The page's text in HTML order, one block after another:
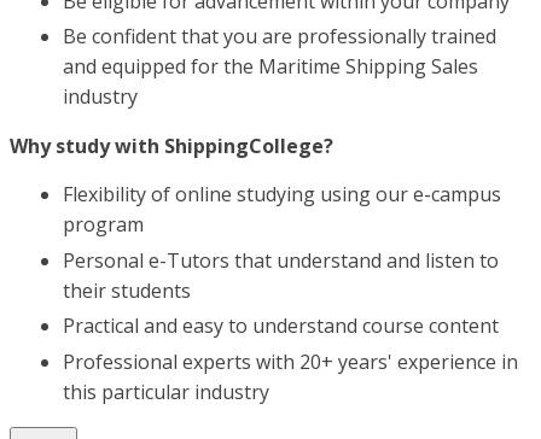
Be confident that you are professionally trained
and equipped for the Maritime Shipping Sales
industry
Why study with ShippingCollege?
Flexibility of online studying using our e-campus
program
Personal e-Tutors that understand and listen to
their students
Practical and easy to understand course content
Professional experts with 20+ years' experience in
this particular industry